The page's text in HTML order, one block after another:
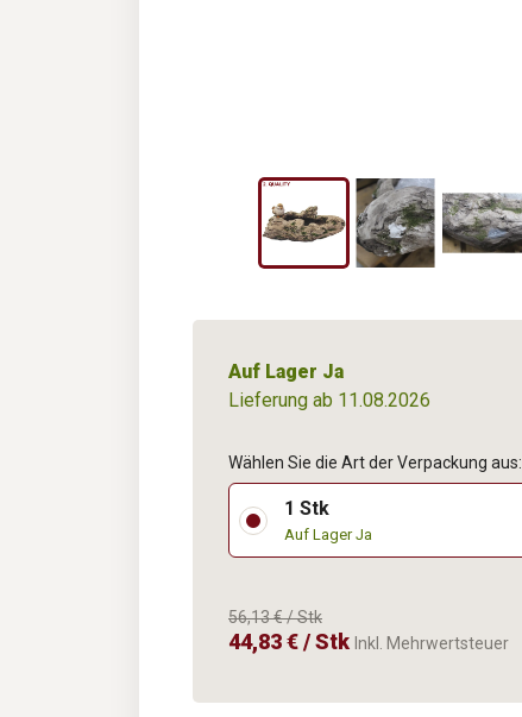
Auf Lager Ja
Lieferung ab 11.08.2026
Wählen Sie die Art der Verpackung aus:
1 Stk
Auf Lager Ja
56,13 € / Stk
44,83 € / Stk Inkl. Mehrwertsteuer